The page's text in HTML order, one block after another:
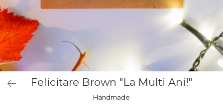
Felicitare Brown "La Multi Ani!"
Handmade